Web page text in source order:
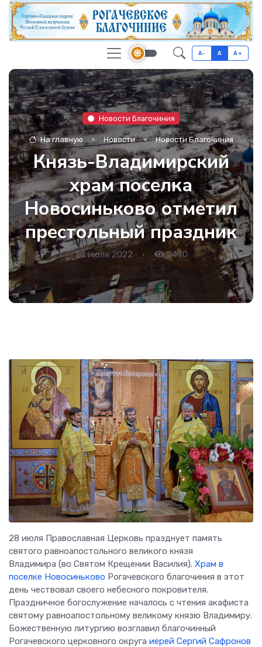
A- A A+
Новости Благочиния
На главную Новости Новости Благочиния
Князь-Владимирский
храм поселка
Новосиньково отметил
престольный праздник
30 июля 2022 • 2490
28 июля Православная Церковь празднует память
святого равноапостольного великого князя
Владимира (во Святом Крещении Василия). Храм в
поселке Новосиньково Рогачевского благочиния в этот
день чествовал своего небесного покровителя.
Праздничное богослужение началось с чтения акафиста
святому равноапостольному великому князю Владимиру.
Божественную литургию возглавил благочинный
Рогачевского церковного округа иерей Сергий Сафронов